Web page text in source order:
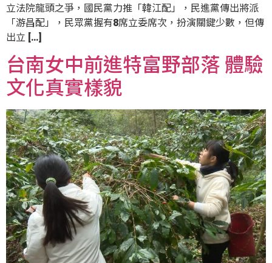
立法院龍頭之爭，國民黨力推「韓江配」，民進黨傳出將派
「游昌配」，民眾黨握有8席立委席次，扮演關鍵少數，但傳
出立 […]
台南女中前進特富野部落 體驗
文化真實樣貌